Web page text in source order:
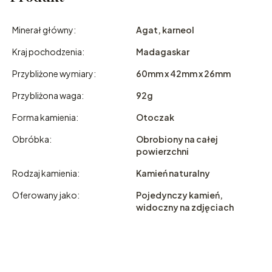
Minerał główny:
Agat, karneol
Kraj pochodzenia:
Madagaskar
Przybliżone wymiary:
60mm x 42mm x 26mm
Przybliżona waga:
92g
Forma kamienia:
Otoczak
Obróbka:
Obrobiony na całej
powierzchni
Rodzaj kamienia:
Kamień naturalny
Oferowany jako:
Pojedynczy kamień,
widoczny na zdjęciach